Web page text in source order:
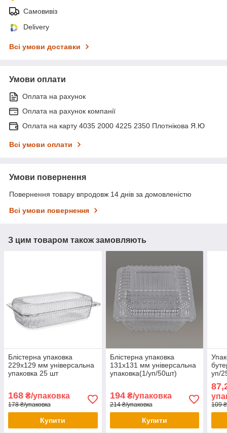
Самовивіз
Delivery
Всі умови доставки
Умови оплати
Оплата на рахунок
Оплата на рахунок компанії
Оплата на карту 4035 2000 4225 2350 Плотнікова Я.Ю
Всі умови оплати
Умови повернення
Повернення товару впродовж 14 днів за домовленістю
Всі умови повернення
З цим товаром також замовляють
Блістерна упаковка
229х129 мм універсальна
упаковка 25 шт
168 ₴/упаковка
178 ₴/упаковка
Купити
Блістерна упаковка
131х131 мм універсальна
упаковка(1/уп/50шт)
194₴/упаковка
214 ₴/упаковка
Купити
уп/
109